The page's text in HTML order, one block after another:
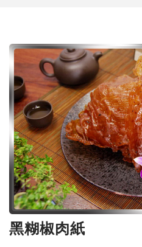
黑糊椒肉紙